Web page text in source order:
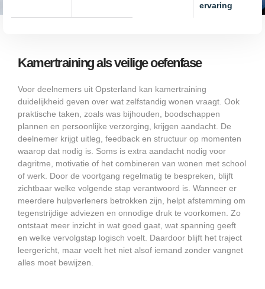
ervaring
Kamertraining als veilige oefenfase
Voor deelnemers uit Opsterland kan kamertraining
duidelijkheid geven over wat zelfstandig wonen vraagt. Ook
praktische taken, zoals was bijhouden, boodschappen
plannen en persoonlijke verzorging, krijgen aandacht. De
deelnemer krijgt uitleg, feedback en structuur op momenten
waarop dat nodig is. Soms is extra aandacht nodig voor
dagritme, motivatie of het combineren van wonen met school
of werk. Door de voortgang regelmatig te bespreken, blijft
zichtbaar welke volgende stap verantwoord is. Wanneer er
meerdere hulpverleners betrokken zijn, helpt afstemming om
tegenstrijdige adviezen en onnodige druk te voorkomen. Zo
ontstaat meer inzicht in wat goed gaat, wat spanning geeft
en welke vervolgstap logisch voelt. Daardoor blijft het traject
leergericht, maar voelt het niet alsof iemand zonder vangnet
alles moet bewijzen.